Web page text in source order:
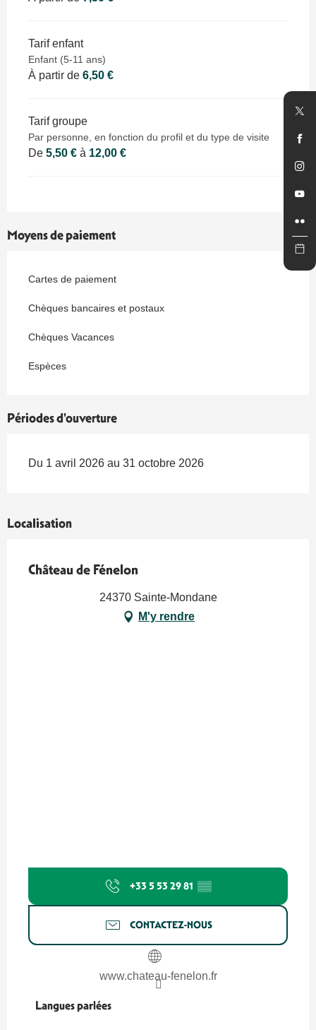
Tarif enfant
Enfant (5-11 ans)
À partir de 6,50 €
Tarif groupe
Par personne, en fonction du profil et du type de visite
De 5,50 € à 12,00 €
Moyens de paiement
Cartes de paiement
Chèques bancaires et postaux
Chèques Vacances
Espèces
Périodes d'ouverture
Du 1 avril 2026 au 31 octobre 2026
Localisation
Château de Fénelon
24370 Sainte-Mondane
M'y rendre
+33 5 53 29 81 ▒▒
CONTACTEZ-NOUS
www.chateau-fenelon.fr
Langues parlées
Langues parlées